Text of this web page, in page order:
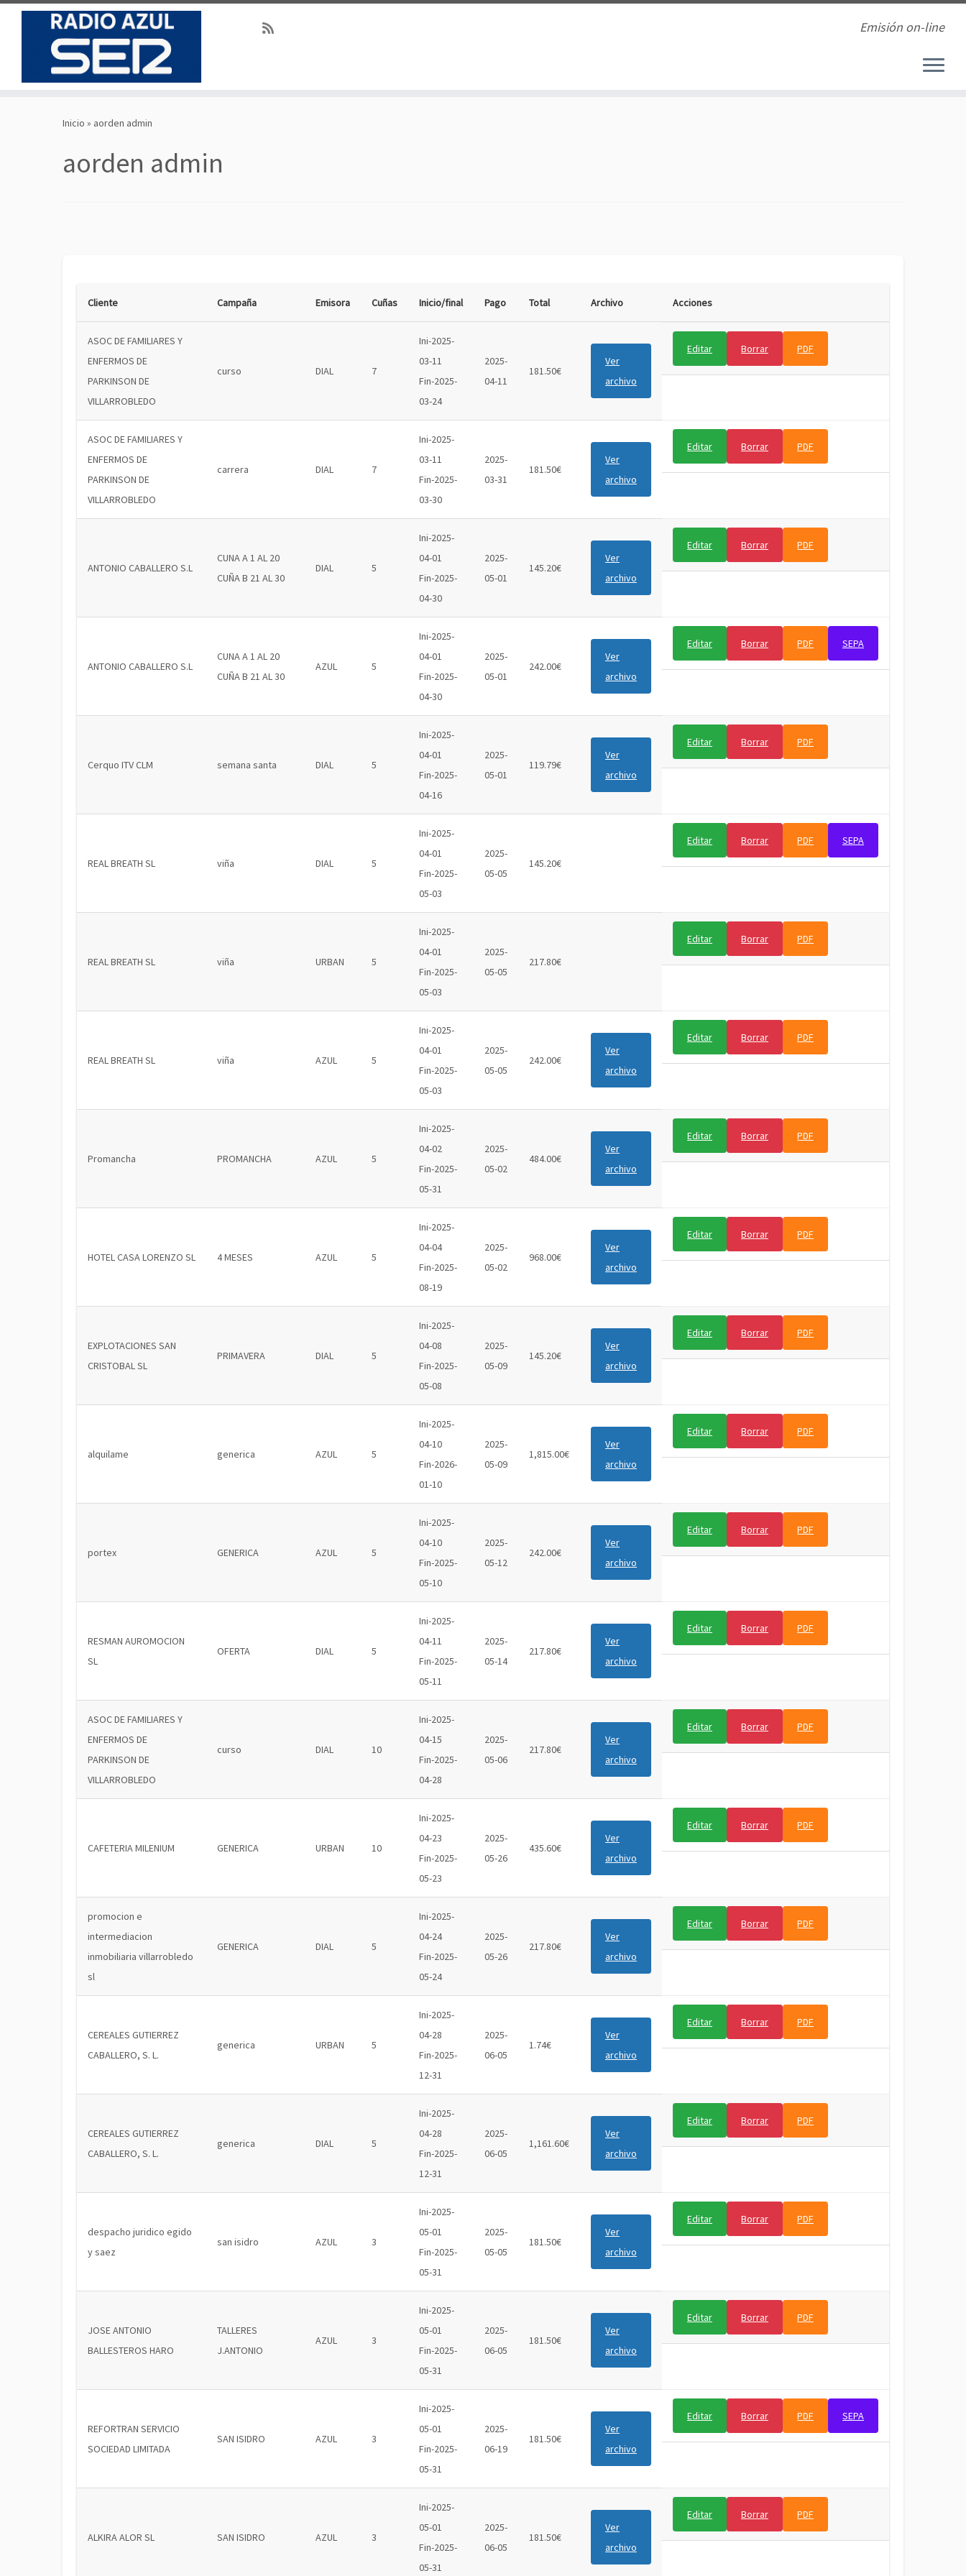
Emisión on-line
Inicio » aorden admin
aorden admin
Cliente Campaña Emisora Cuñas Inicio/final Pago Total Archivo Acciones
ASOC DE FAMILIARES Y
ENFERMOS DE
PARKINSON DE
VILLARROBLEDO
curso DIAL 7
Ini-2025-
03-11
Fin-2025-
03-24
2025-
04-11
181.50€
Ver
archivo
Editar Borrar PDF
ASOC DE FAMILIARES Y
ENFERMOS DE
PARKINSON DE
VILLARROBLEDO
carrera DIAL 7
Ini-2025-
03-11
Fin-2025-
03-30
2025-
03-31
181.50€
Ver
archivo
Editar Borrar PDF
ANTONIO CABALLERO S.L
CUNA A 1 AL 20
CUÑA B 21 AL 30
DIAL 5
Ini-2025-
04-01
Fin-2025-
04-30
2025-
05-01
145.20€
Ver
archivo
Editar Borrar PDF
ANTONIO CABALLERO S.L
CUNA A 1 AL 20
CUÑA B 21 AL 30
AZUL 5
Ini-2025-
04-01
Fin-2025-
04-30
2025-
05-01
242.00€
Ver
archivo
Editar Borrar PDF SEPA
Cerquo ITV CLM semana santa DIAL 5
Ini-2025-
04-01
Fin-2025-
04-16
2025-
05-01
119.79€
Ver
archivo
Editar Borrar PDF
REAL BREATH SL viña DIAL 5
Ini-2025-
04-01
Fin-2025-
05-03
2025-
05-05
145.20€
Editar Borrar PDF SEPA
REAL BREATH SL viña URBAN 5
Ini-2025-
04-01
Fin-2025-
05-03
2025-
05-05
217.80€
Editar Borrar PDF
REAL BREATH SL viña AZUL 5
Ini-2025-
04-01
Fin-2025-
05-03
2025-
05-05
242.00€
Ver
archivo
Editar Borrar PDF
Promancha PROMANCHA AZUL 5
Ini-2025-
04-02
Fin-2025-
05-31
2025-
05-02
484.00€
Ver
archivo
Editar Borrar PDF
HOTEL CASA LORENZO SL 4 MESES AZUL 5
Ini-2025-
04-04
Fin-2025-
08-19
2025-
05-02
968.00€
Ver
archivo
Editar Borrar PDF
EXPLOTACIONES SAN
CRISTOBAL SL
PRIMAVERA DIAL 5
Ini-2025-
04-08
Fin-2025-
05-08
2025-
05-09
145.20€
Ver
archivo
Editar Borrar PDF
alquilame generica AZUL 5
Ini-2025-
04-10
Fin-2026-
01-10
2025-
05-09
1,815.00€
Ver
archivo
Editar Borrar PDF
portex GENERICA AZUL 5
Ini-2025-
04-10
Fin-2025-
05-10
2025-
05-12
242.00€
Ver
archivo
Editar Borrar PDF
RESMAN AUROMOCION
SL
OFERTA DIAL 5
Ini-2025-
04-11
Fin-2025-
05-11
2025-
05-14
217.80€
Ver
archivo
Editar Borrar PDF
ASOC DE FAMILIARES Y
ENFERMOS DE
PARKINSON DE
VILLARROBLEDO
curso DIAL 10
Ini-2025-
04-15
Fin-2025-
04-28
2025-
05-06
217.80€
Ver
archivo
Editar Borrar PDF
CAFETERIA MILENIUM GENERICA URBAN 10
Ini-2025-
04-23
Fin-2025-
05-23
2025-
05-26
435.60€
Ver
archivo
Editar Borrar PDF
promocion e
intermediacion
inmobiliaria villarrobledo
sl
GENERICA DIAL 5
Ini-2025-
04-24
Fin-2025-
05-24
2025-
05-26
217.80€
Ver
archivo
Editar Borrar PDF
CEREALES GUTIERREZ
CABALLERO, S. L.
generica URBAN 5
Ini-2025-
04-28
Fin-2025-
12-31
2025-
06-05
1.74€
Ver
archivo
Editar Borrar PDF
CEREALES GUTIERREZ
CABALLERO, S. L.
generica DIAL 5
Ini-2025-
04-28
Fin-2025-
12-31
2025-
06-05
1,161.60€
Ver
archivo
Editar Borrar PDF
despacho juridico egido
y saez
san isidro AZUL 3
Ini-2025-
05-01
Fin-2025-
05-31
2025-
05-05
181.50€
Ver
archivo
Editar Borrar PDF
JOSE ANTONIO
BALLESTEROS HARO
TALLERES
J.ANTONIO
AZUL 3
Ini-2025-
05-01
Fin-2025-
05-31
2025-
06-05
181.50€
Ver
archivo
Editar Borrar PDF
REFORTRAN SERVICIO
SOCIEDAD LIMITADA
SAN ISIDRO AZUL 3
Ini-2025-
05-01
Fin-2025-
05-31
2025-
06-19
181.50€
Ver
archivo
Editar Borrar PDF SEPA
ALKIRA ALOR SL SAN ISIDRO AZUL 3
Ini-2025-
05-01
Fin-2025-
05-31
2025-
06-05
181.50€
Ver
archivo
Editar Borrar PDF